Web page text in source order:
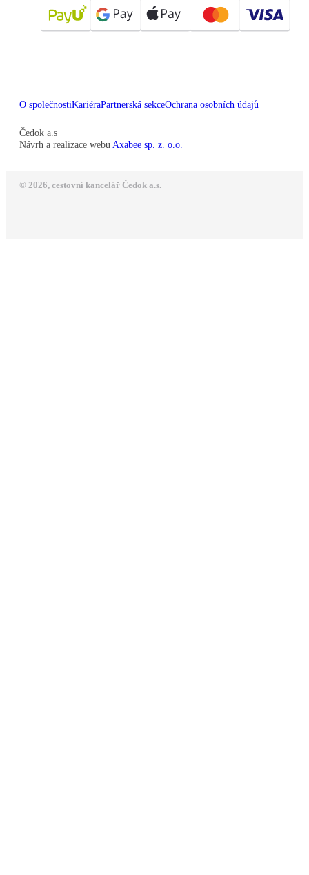
O společnostiKariéraPartnerská sekceOchrana osobních údajů
Čedok a.s
Návrh a realizace webu Axabee sp. z. o.o.
© 2026, cestovní kancelář Čedok a.s.